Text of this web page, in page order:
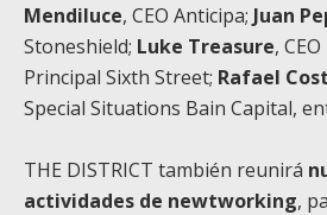
Mendiluce, CEO Anticipa; Juan
Stoneshield; Luke Treasure,
Principal Sixth Street; Rafael
Special Situations Bain Capital,
THE DISTRICT también reunirá
actividades de newtworking,